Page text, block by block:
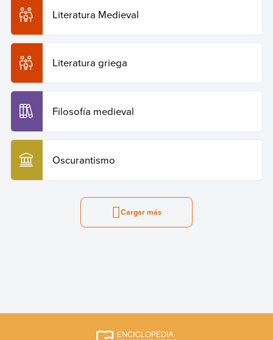
Literatura Medieval
Literatura griega
Filosofía medieval
Oscurantismo
Cargar más